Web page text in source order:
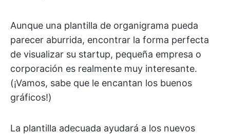
Aunque una plantilla de organigrama pueda
parecer aburrida, encontrar la forma perfecta
de visualizar su startup, pequeña empresa o
corporación es realmente muy interesante.
(¡Vamos, sabe que le encantan los buenos
gráficos!)
La plantilla adecuada ayudará a los nuevos